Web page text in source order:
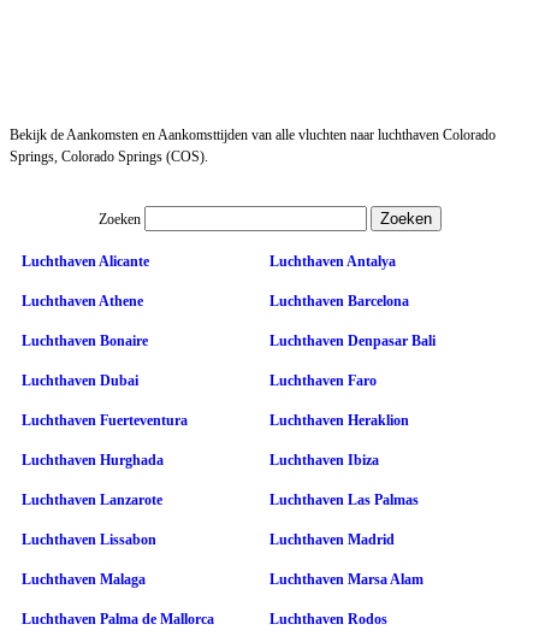
Bekijk de Aankomsten en Aankomsttijden van alle vluchten naar luchthaven Colorado
Springs, Colorado Springs (COS).
Zoeken
Luchthaven Alicante Luchthaven Antalya
Luchthaven Athene Luchthaven Barcelona
Luchthaven Bonaire Luchthaven Denpasar Bali
Luchthaven Dubai Luchthaven Faro
Luchthaven Fuerteventura Luchthaven Heraklion
Luchthaven Hurghada Luchthaven Ibiza
Luchthaven Lanzarote Luchthaven Las Palmas
Luchthaven Lissabon Luchthaven Madrid
Luchthaven Malaga Luchthaven Marsa Alam
Luchthaven Palma de Mallorca Luchthaven Rodos